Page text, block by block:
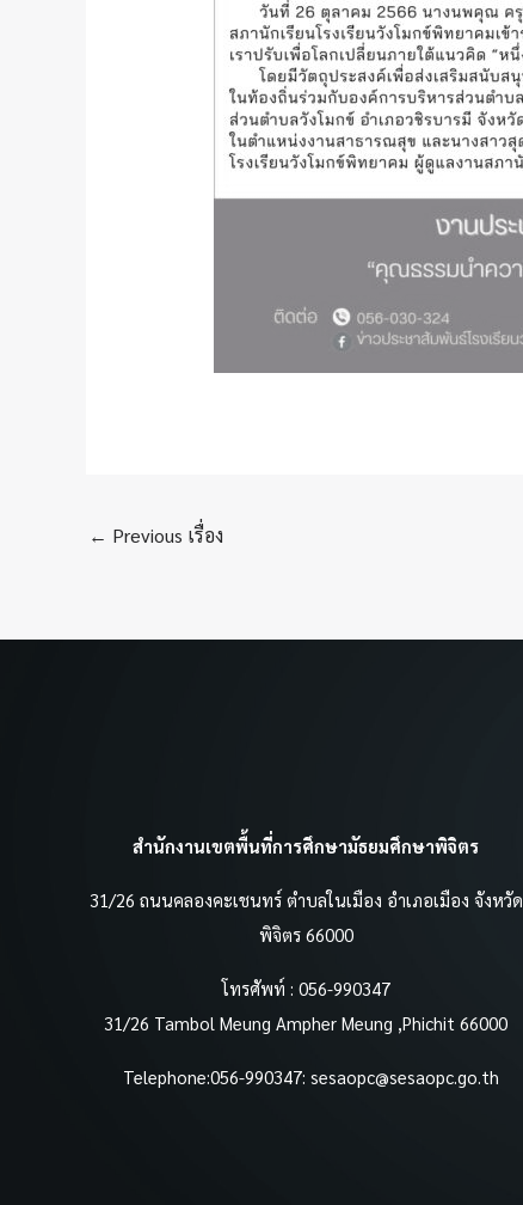
← Previous เรื่อง
สำนักงานเขตพื้นที่การศึกษามัธยมศึกษาพิจิตร
31/26 ถนนคลองคะเชนทร์ ตำบลในเมือง อำเภอเมือง จังหวัด
พิจิตร 66000
โทรศัพท์ : 056-990347
31/26 Tambol Meung Ampher Meung ,Phichit 66000
Telephone:056-990347: sesaopc@sesaopc.go.th